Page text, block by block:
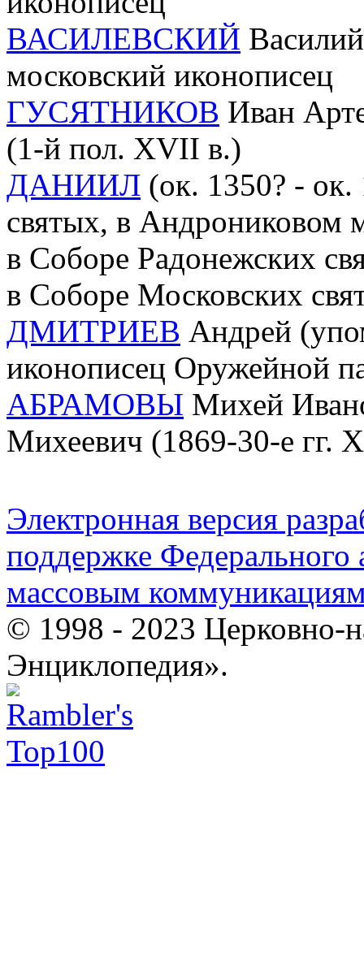
ВАСИЛЕВСКИЙ
московский иконописец
ГУСЯТНИКОВ Иван
(1-й пол. XVII в.)
ДАНИИЛ (ок. 1350? -
святых, в Андрониковом
в Соборе Радонежских
в Соборе Московских
ДМИТРИЕВ Андрей
иконописец Оружейной
АБРАМОВЫ Михей
Михеевич (1869-30-е гг.
Электронная версия
поддержке Федерального
массовым
© 1998 - 2023 Церковно-
Энциклопедия».